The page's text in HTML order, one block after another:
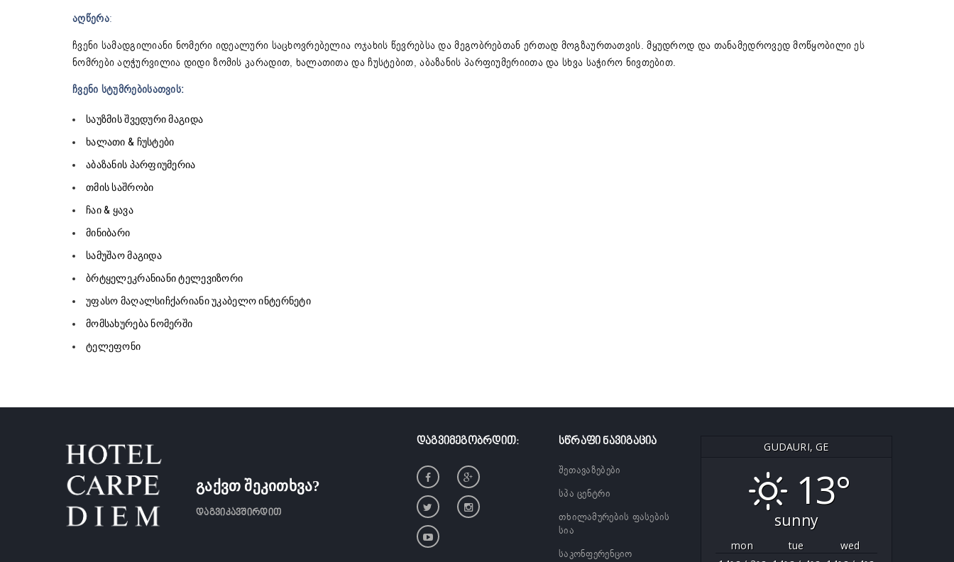
აღწერა:
ჩვენი სამადგილიანი ნომერი იდეალური საცხოვრებელია ოჯახის წევრებსა და მეგობრებთან ერთად მოგზაურთათვის. მყუდროდ და თანამედროვედ მოწყობილი ეს
ნომრები აღჭურვილია დიდი ზომის კარადით, ხალათითა და ჩუსტებით, აბაზანის პარფიუმერიითა და სხვა საჭირო ნივთებით.
ჩვენი სტუმრებისათვის:
საუზმის შვედური მაგიდა
ხალათი & ჩუსტები
აბაზანის პარფიუმერია
თმის საშრობი
ჩაი & ყავა
მინიბარი
სამუშაო მაგიდა
ბრტყელეკრანიანი ტელევიზორი
უფასო მაღალსიჩქარიანი უკაბელო ინტერნეტი
მომსახურება ნომერში
ტელეფონი
გაქვთ შეკითხვა?
დაგვიკავშირდით
ᲓᲐᲒᲕᲘᲛᲔᲒᲝᲑᲠᲓᲘᲗ: ᲡᲬᲠᲐᲤᲘ ᲜᲐᲕᲘᲒᲐᲪᲘᲐ
შეთავაზებები
სპა ცენტრი
თხილამურების ფასების
სია
საკონფერენციო
GUDAURI, GE
13°
sunny
mon tue
wed